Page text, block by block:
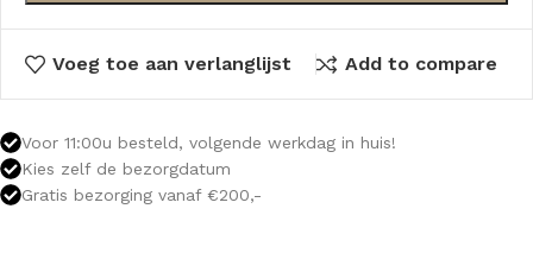
Voeg toe aan verlanglijst Add to compare
Voor 11:00u besteld, volgende werkdag in huis!
Kies zelf de bezorgdatum
Gratis bezorging vanaf €200,-